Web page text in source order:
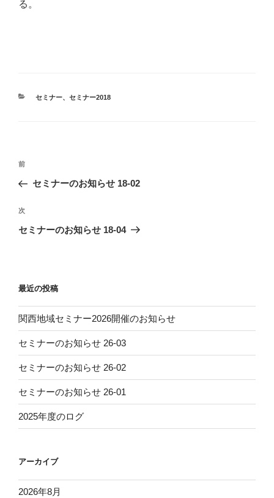
る。
カ
セミナー、 セミナー2018
投
ビ
ゲ
ン
前
の
稿
前
セミナーのお知らせ 18-02
次
の
次
セミナーのお知らせ 18-04
最近の投稿
関西地域セミナー2026開催のお知らせ
セミナーのお知らせ 26-03
セミナーのお知らせ 26-02
セミナーのお知らせ 26-01
2025年度のログ
アーカイブ
2026年8月